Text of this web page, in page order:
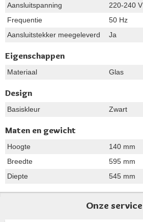
Aansluitspanning
220-240 V
Frequentie
50 Hz
Aansluitstekker meegeleverd
Ja
Eigenschappen
Materiaal Glas
Design
Basiskleur Zwart
Maten en gewicht
Hoogte
140 mm
Breedte
595 mm
Diepte
545 mm
Onze service